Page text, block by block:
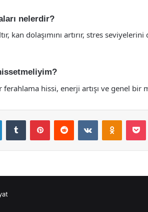
nelerdir?
kan dolaşımını artırır, stres
ferahlama hissi, enerji artışı ve genel bir
LinkedInTumblr PinterestReddit VKontakte